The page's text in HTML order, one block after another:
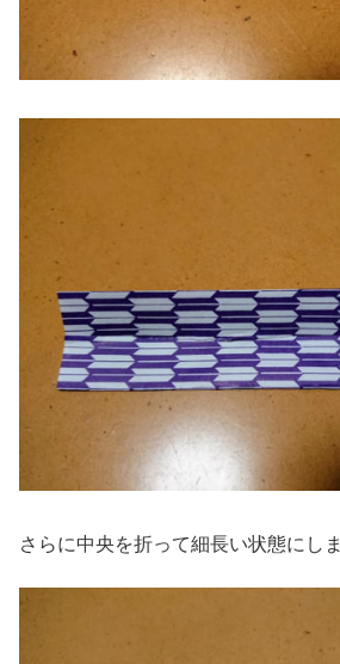
さらに中央を折って細長い状態にしま